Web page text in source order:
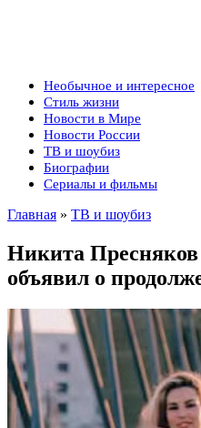
Необычное и интересное
Стиль жизни
Новости в Мире
Новости России
ТВ и шоубиз
Биографии
Сериалы и фильмы
Главная » ТВ и шоубиз
Никита
объявил о